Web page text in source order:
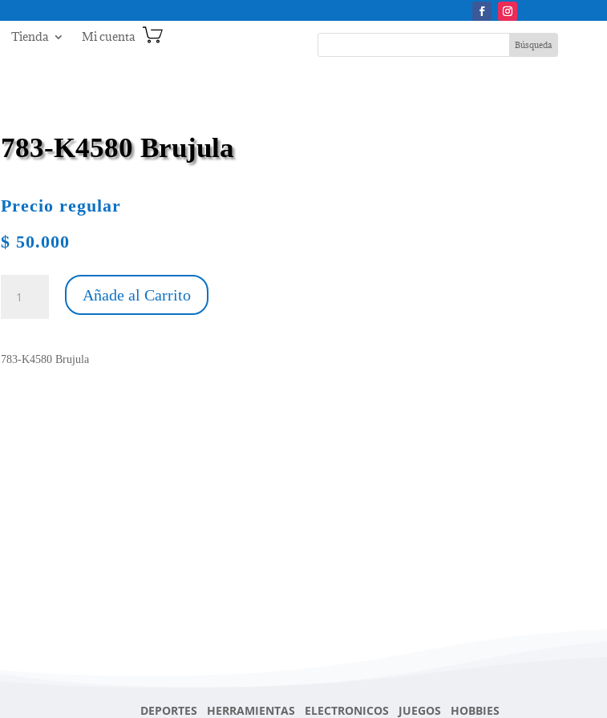
Tienda Mi cuenta
783-K4580 Brujula
Precio regular
$ 50.000
K4580
Añade al Carrito
783-K4580 Brujula
DEPORTES HERRAMIENTAS ELECTRONICOS JUEGOS HOBBIES